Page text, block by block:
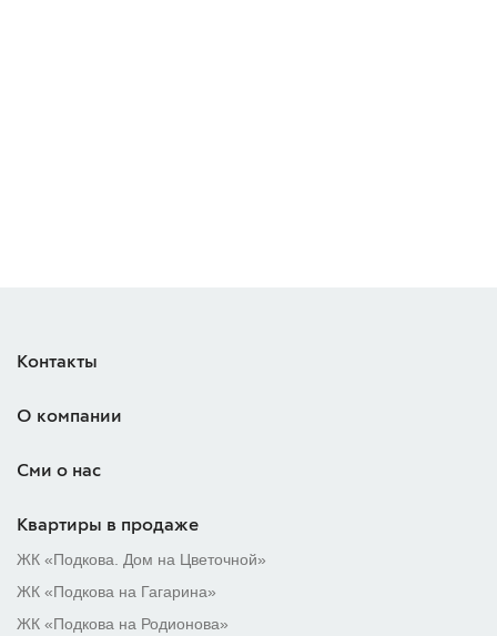
Контакты
О компании
Сми о нас
Квартиры в продаже
ЖК «Подкова. Дом на Цветочной»
ЖК «Подкова на Гагарина»
ЖК «Подкова на Родионова»